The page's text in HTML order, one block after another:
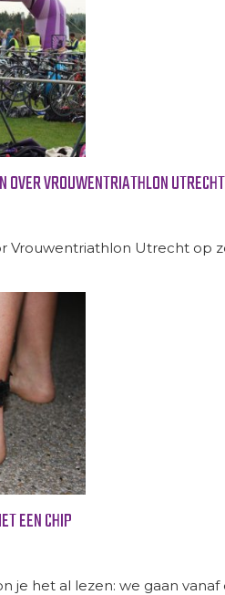
VROUWENTRIATHLON
Vrouwentriathlon Utrecht op
EEN CHIP
je het al lezen: we gaan